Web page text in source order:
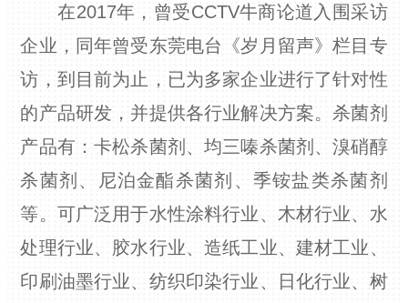
在2017年，曾受CCTV牛商论道入围采访
企业，同年曾受东莞电台《岁月留声》栏目专
访，到目前为止，已为多家企业进行了针对性
的产品研发，并提供各行业解决方案。杀菌剂
产品有：卡松杀菌剂、均三嗪杀菌剂、溴硝醇
杀菌剂、尼泊金酯杀菌剂、季铵盐类杀菌剂
等。可广泛用于水性涂料行业、木材行业、水
处理行业、胶水行业、造纸工业、建材工业、
印刷油墨行业、纺织印染行业、日化行业、树